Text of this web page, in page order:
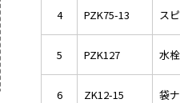
4 PZK75-13 ス
5 PZK127 水
6 ZK12-15 袋